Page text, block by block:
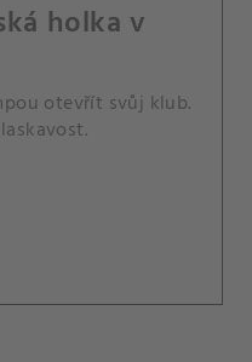
holka v
otevřít svůj klub.